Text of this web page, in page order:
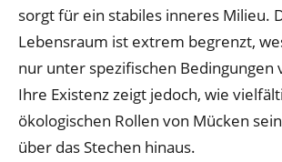
sorgt für ein stabiles inneres Milieu.
Lebensraum ist extrem begrenzt,
nur unter spezifischen
Ihre Existenz zeigt jedoch, wie
ökologischen Rollen von Mücken
über das Stechen hinaus.